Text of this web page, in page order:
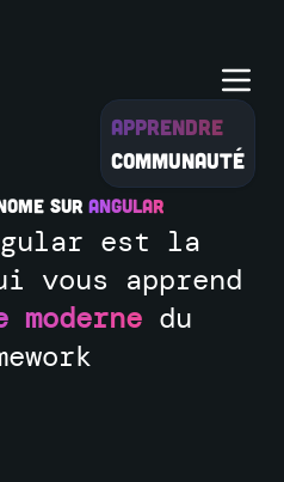
Apprendre
Communauté
sur Angular
est la
vous apprend
du